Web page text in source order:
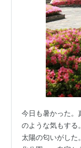
今日も暑かった。
のような気もする
太陽の匂いがした